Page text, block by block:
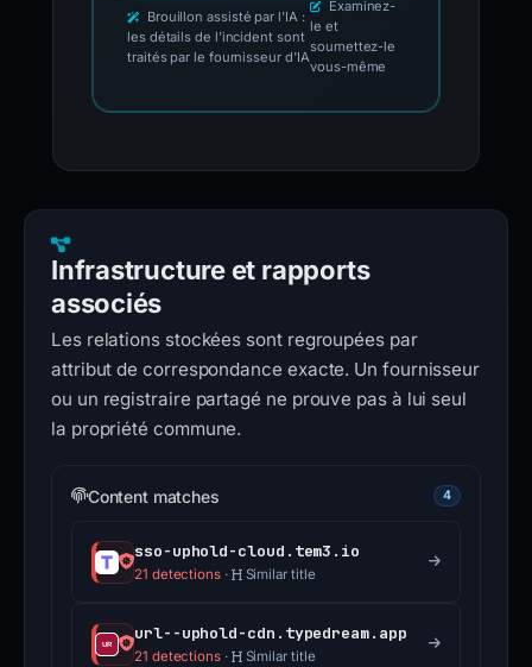
Brouillon assisté par l'IA :
les détails de l'incident sont
traités par le fournisseur d'IA
Examinez-
le et
soumettez-le
vous-même
Infrastructure et rapports
associés
Les relations stockées sont regroupées par
attribut de correspondance exacte. Un fournisseur
ou un registraire partagé ne prouve pas à lui seul
la propriété commune.
Content matches 4
sso-uphold-cloud.tem3.io
21 detections· Similar title
url--uphold-cdn.typedream.app
21 detections· Similar title